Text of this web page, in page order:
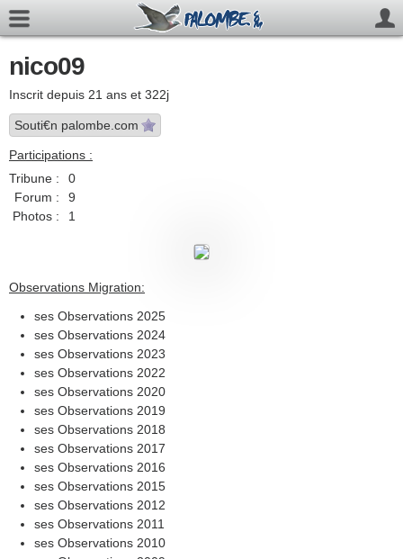
nico09
Inscrit depuis 21 ans et 322j
Souti€n palombe.com
Participations :
Tribune :
0
Forum :
9
Photos :
1
Observations Migration:
ses Observations 2025
ses Observations 2024
ses Observations 2023
ses Observations 2022
ses Observations 2020
ses Observations 2019
ses Observations 2018
ses Observations 2017
ses Observations 2016
ses Observations 2015
ses Observations 2012
ses Observations 2011
ses Observations 2010